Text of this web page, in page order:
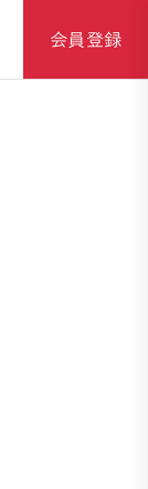
会員登録